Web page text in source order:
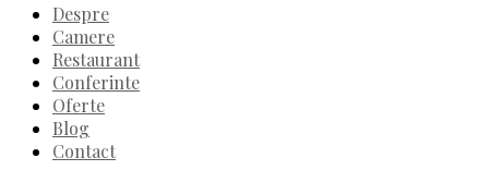
Despre
Camere
Restaurant
Conferinte
Oferte
Blog
Contact